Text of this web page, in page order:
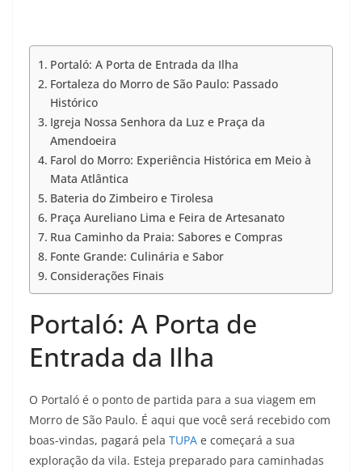
Portaló: A Porta de Entrada da Ilha
Fortaleza do Morro de São Paulo: Passado
Histórico
Igreja Nossa Senhora da Luz e Praça da
Amendoeira
Farol do Morro: Experiência Histórica em Meio à
Mata Atlântica
Bateria do Zimbeiro e Tirolesa
Praça Aureliano Lima e Feira de Artesanato
Rua Caminho da Praia: Sabores e Compras
Fonte Grande: Culinária e Sabor
Considerações Finais
Portaló: A Porta de
Entrada da Ilha
O Portaló é o ponto de partida para a sua viagem em
Morro de São Paulo. É aqui que você será recebido com
boas-vindas, pagará pela TUPA e começará a sua
exploração da vila. Esteja preparado para caminhadas